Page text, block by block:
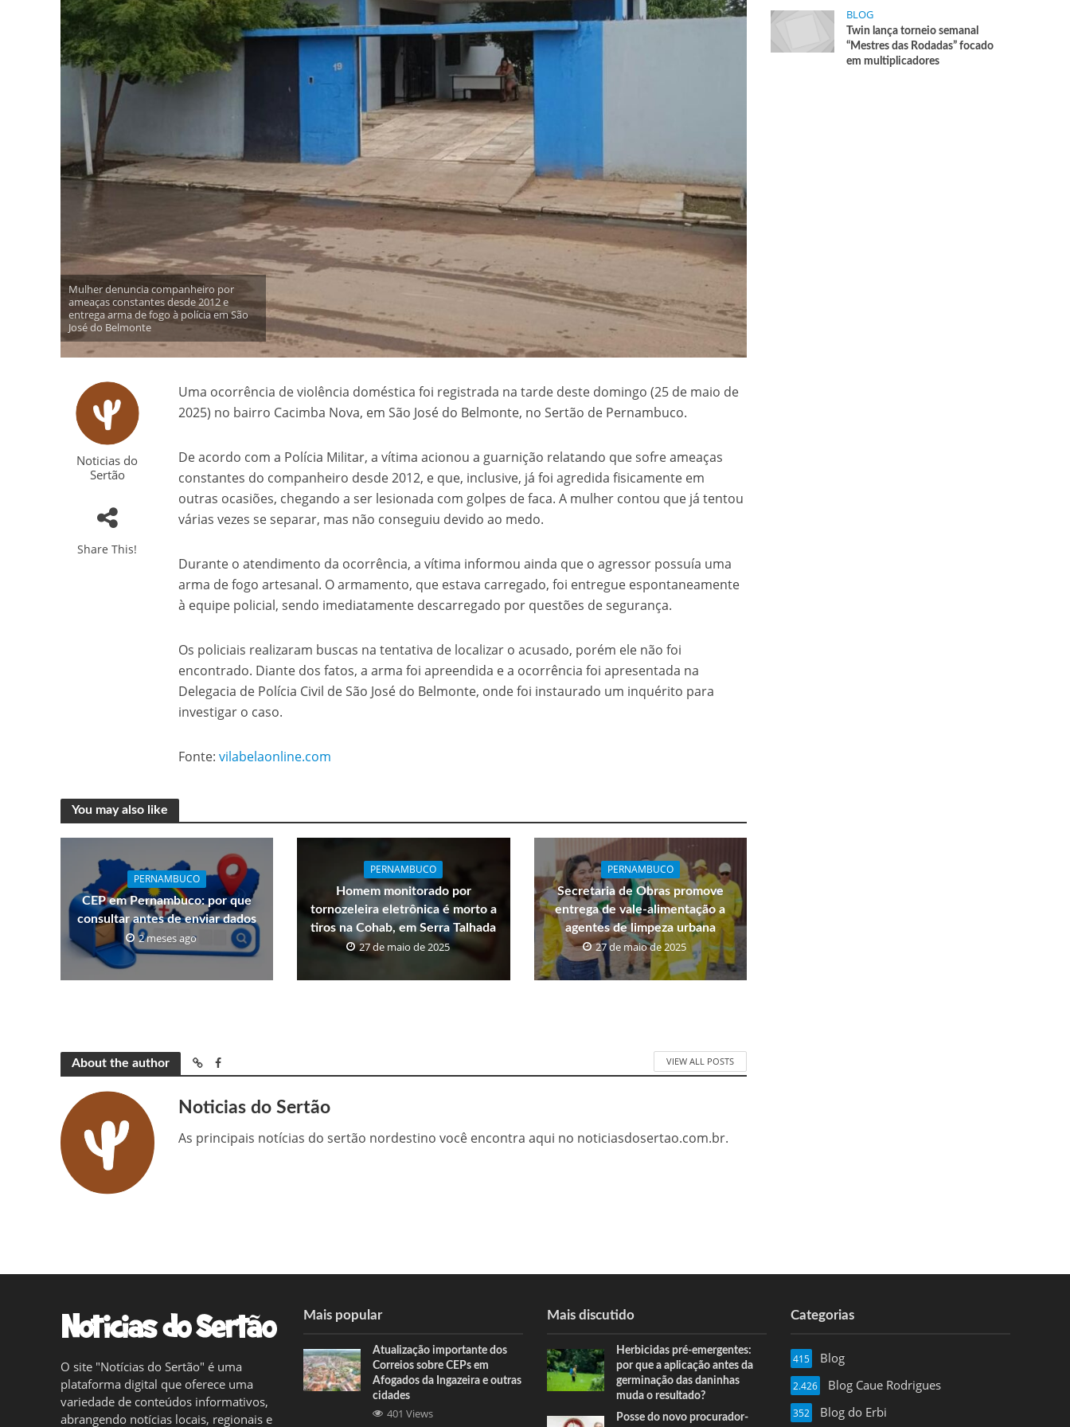
Mulher denuncia companheiro por
ameaças constantes desde 2012 e
entrega arma de fogo à polícia em São
José do Belmonte
Noticias do
Sertão
Share This!
Uma ocorrência de violência doméstica foi registrada na tarde deste domingo (25 de maio de
2025) no bairro Cacimba Nova, em São José do Belmonte, no Sertão de Pernambuco.
De acordo com a Polícia Militar, a vítima acionou a guarnição relatando que sofre ameaças
constantes do companheiro desde 2012, e que, inclusive, já foi agredida fisicamente em
outras ocasiões, chegando a ser lesionada com golpes de faca. A mulher contou que já tentou
várias vezes se separar, mas não conseguiu devido ao medo.
Durante o atendimento da ocorrência, a vítima informou ainda que o agressor possuía uma
arma de fogo artesanal. O armamento, que estava carregado, foi entregue espontaneamente
à equipe policial, sendo imediatamente descarregado por questões de segurança.
Os policiais realizaram buscas na tentativa de localizar o acusado, porém ele não foi
encontrado. Diante dos fatos, a arma foi apreendida e a ocorrência foi apresentada na
Delegacia de Polícia Civil de São José do Belmonte, onde foi instaurado um inquérito para
investigar o caso.
Fonte:vilabelaonline.com
You may also like
PERNAMBUCO
CEP em Pernambuco: por que
consultar antes de enviar dados
2 meses ago
PERNAMBUCO
Homem monitorado por
tornozeleira eletrônica é morto a
tiros na Cohab, em Serra Talhada
27 de maio de 2025
PERNAMBUCO
Secretaria de Obras promove
entrega de vale-alimentação a
agentes de limpeza urbana
27 de maio de 2025
About the author VIEW ALL POSTS
Noticias do Sertão
As principais notícias do sertão nordestino você encontra aqui no noticiasdosertao.com.br.
BLOG
Twin lança torneio semanal
“Mestres das Rodadas” focado
em multiplicadores
O site "Notícias do Sertão" é uma
plataforma digital que oferece uma
variedade de conteúdos informativos,
abrangendo notícias locais, regionais e
Mais popular
Atualização importante dos
Correios sobre CEPs em
Afogados da Ingazeira e outras
cidades
401 Views
Mais discutido
Herbicidas pré-emergentes:
por que a aplicação antes da
germinação das daninhas
muda o resultado?
Posse do novo procurador-
Categorias
Blog
415
Blog Caue Rodrigues
2.426
Blog do Erbi
352